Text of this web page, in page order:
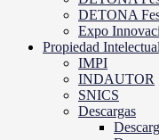
DETONA
Expo
Propiedad Intelectual
IMPI
INDAUTOR
SNICS
Descargas